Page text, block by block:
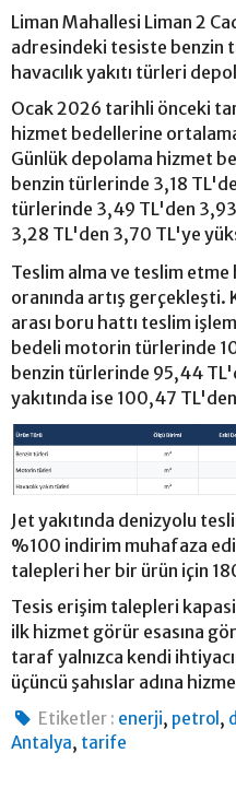
Liman Mahallesi Liman 2
adresindeki tesiste
havacılık yakıtı türleri
Ocak 2026 tarihli önceki
hizmet bedellerine
Günlük depolama hizmet
benzin türlerinde 3,18
türlerinde 3,49 TL'den 3,93
3,28 TL'den 3,70 TL'ye
Teslim alma ve teslim
oranında artış
arası boru hattı teslim
bedeli motorin türlerinde
benzin türlerinde 95,44
yakıtında ise 100,47
Jet yakıtında denizyolu
%100 indirim muhafaza
talepleri her bir ürün için
Tesis erişim talepleri
ilk hizmet görür esasına
taraf yalnızca kendi
üçüncü şahıslar adına
Etiketler : enerji, petrol ,
Antalya, tarife